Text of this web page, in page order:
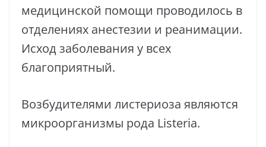
медицинской помощи проводилось в
отделениях анестезии и реанимации.
Исход заболевания у всех
благоприятный.
Возбудителями листериоза являются
микроорганизмы рода Listeria.